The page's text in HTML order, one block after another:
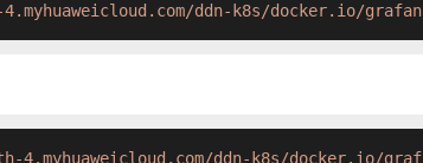
ddn-k8s/docker.io/
4.myhuaweicloud.com/ddn-k8s/docker.io/